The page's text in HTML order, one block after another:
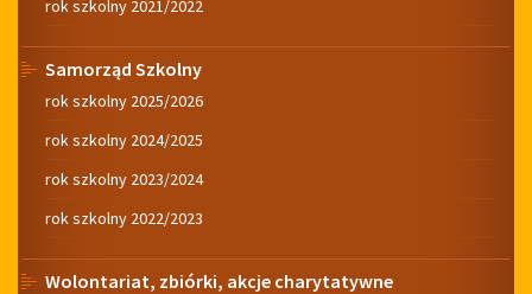
rok szkolny 2021/2022
Samorząd Szkolny
rok szkolny 2025/2026
rok szkolny 2024/2025
rok szkolny 2023/2024
rok szkolny 2022/2023
Wolontariat, zbiórki, akcje charytatywne